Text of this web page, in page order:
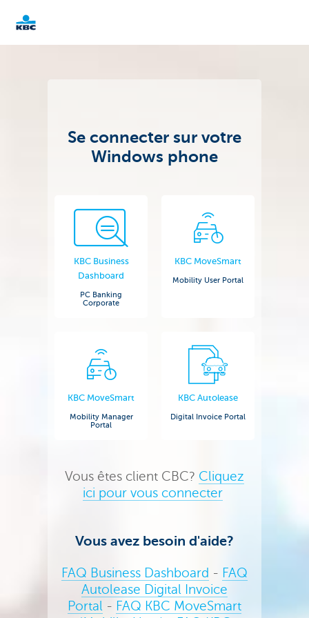
KBC
Se connecter sur votre
Windows phone
KBC Business
Dashboard
PC Banking
Corporate
KBC MoveSmart
Mobility User Portal
KBC MoveSmart
Mobility Manager
Portal
KBC Autolease
Digital Invoice Portal
Vous êtes client CBC? Cliquez
ici pour vous connecter
Vous avez besoin d'aide?
FAQ Business Dashboard - FAQ
Autolease Digital Invoice
Portal - FAQ KBC MoveSmart